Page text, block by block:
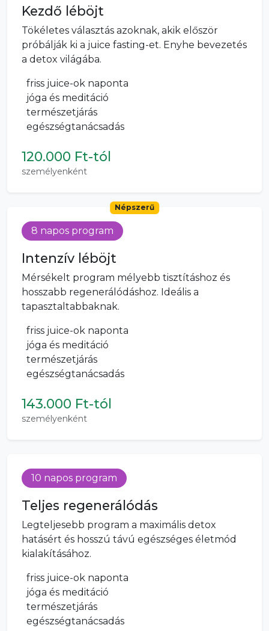
Kezdő léböjt
Tökéletes választás azoknak, akik először
próbálják ki a juice fasting-et. Enyhe bevezetés
a detox világába.
friss juice-ok naponta
jóga és meditáció
természetjárás
egészségtanácsadás
120.000 Ft-tól
személyenként
Népszerű
8 napos program
Intenzív léböjt
Mérsékelt program mélyebb tisztításhoz és
hosszabb regenerálódáshoz. Ideális a
tapasztaltabbaknak.
friss juice-ok naponta
jóga és meditáció
természetjárás
egészségtanácsadás
143.000 Ft-tól
személyenként
10 napos program
Teljes regenerálódás
Legteljesebb program a maximális detox
hatásért és hosszú távú egészséges életmód
kialakításához.
friss juice-ok naponta
jóga és meditáció
természetjárás
egészségtanácsadás